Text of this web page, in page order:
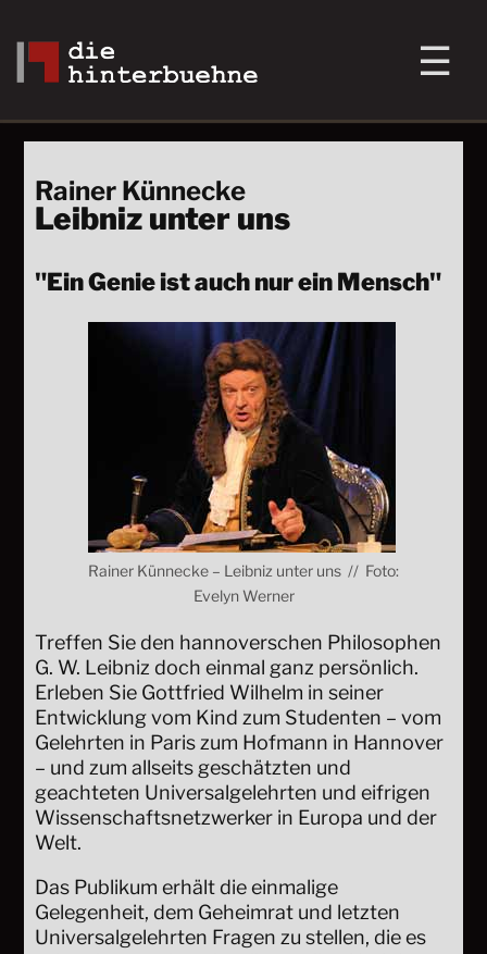
Rainer Künnecke
Leibniz unter uns
"Ein Genie ist auch nur ein Mensch"
Rainer Künnecke – Leibniz unter uns // Foto:
Evelyn Werner
Treffen Sie den hannoverschen Philosophen
G. W. Leibniz doch einmal ganz persönlich.
Erleben Sie Gottfried Wilhelm in seiner
Entwicklung vom Kind zum Studenten – vom
Gelehrten in Paris zum Hofmann in Hannover
– und zum allseits geschätzten und
geachteten Universalgelehrten und eifrigen
Wissenschaftsnetzwerker in Europa und der
Welt.
Das Publikum erhält die einmalige
Gelegenheit, dem Geheimrat und letzten
Universalgelehrten Fragen zu stellen, die es